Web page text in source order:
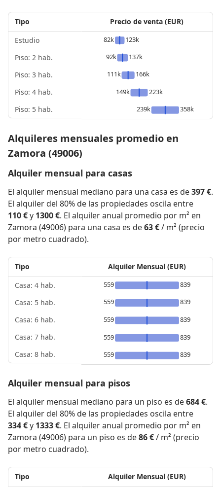
Tipo
Estudio
Piso: 2 hab.
Piso: 3 hab.
Piso: 4 hab.
Piso: 5 hab.
Precio de venta (EUR)
82k
123k
92k
137k
111k
166k
149k
223k
239k
358k
Alquileres mensuales promedio en
Zamora (49006)
Alquiler mensual para casas
El alquiler mensual mediano para una casa es de397 €.
El alquiler del 80% de las propiedades oscila entre
110 €y 1300 €. El alquiler anual promedio por m² en
Zamora (49006) para una casa es de63 €/ m² (precio
por metro cuadrado).
Tipo
Casa: 4 hab.
Casa: 5 hab.
Casa: 6 hab.
Casa: 7 hab.
Casa: 8 hab.
Alquiler Mensual (EUR)
559
839
559
839
559
839
559
839
559
839
Alquiler mensual para pisos
El alquiler mensual mediano para un piso es de684 €.
El alquiler del 80% de las propiedades oscila entre
334 €y 1333 €. El alquiler anual promedio por m² en
Zamora (49006) para un piso es de86 €/ m² (precio
por metro cuadrado).
Tipo
Alquiler Mensual (EUR)